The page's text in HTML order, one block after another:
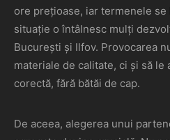
ore prețioase, iar termenele se
situație o întâlnesc mulți
București și Ilfov. Provocarea
materiale de calitate, ci și să le
corectă, fără bătăi de cap.
De aceea, alegerea unui